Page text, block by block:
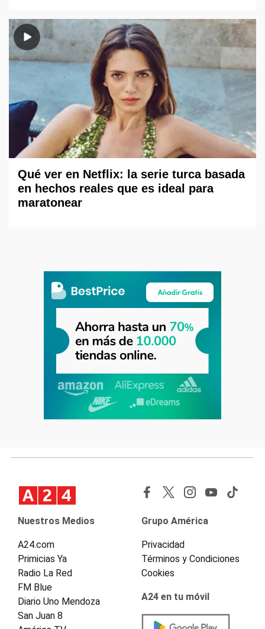
Qué ver en Netflix: la serie turca basada
en hechos reales que es ideal para
maratonear
Nuestros Medios
A24.com
Primicias Ya
Radio La Red
FM Blue
Diario Uno Mendoza
San Juan 8
Grupo América
Privacidad
Términos y Condiciones
Cookies
A24 en tu móvil